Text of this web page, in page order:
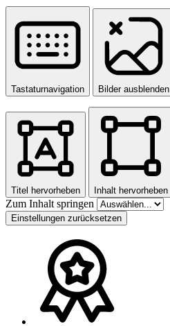
Tastaturnavigation Bilder ausblenden
Titel hervorheben Inhalt hervorheben
Zum Inhalt springen
Einstellungen zurücksetzen